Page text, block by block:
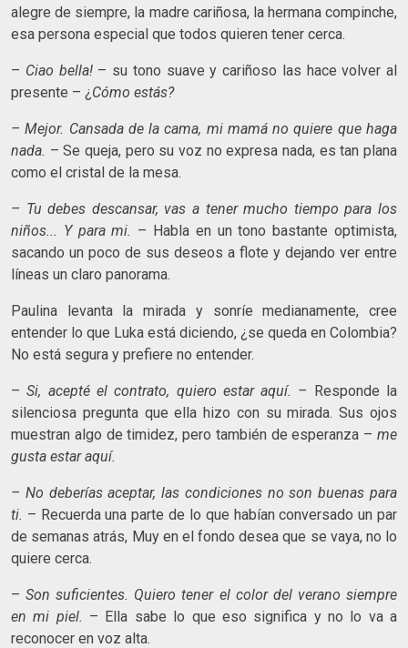
alegre de siempre, la madre cariñosa, la hermana compinche,
esa persona especial que todos quieren tener cerca.
– Ciao bella!– su tono suave y cariñoso las hace volver al
presente – ¿ Cómo estás?
– Mejor. Cansada de la cama, mi mamá no quiere que haga
nada. – Se queja, pero su voz no expresa nada, es tan plana
como el cristal de la mesa.
– Tu debes descansar, vas a tener mucho tiempo para los
niños... Y para mi. – Habla en un tono bastante optimista,
sacando un poco de sus deseos a flote y dejando ver entre
líneas un claro panorama.
Paulina levanta la mirada y sonríe medianamente, cree
entender lo que Luka está diciendo, ¿se queda en Colombia?
No está segura y prefiere no entender.
–Si, acepté el contrato, quiero estar aquí. – Responde la
silenciosa pregunta que ella hizo con su mirada. Sus ojos
muestran algo de timidez, pero también de esperanza – me
gusta estar aquí.
– No deberías aceptar, las condiciones no son buenas para
ti. – Recuerda una parte de lo que habían conversado un par
de semanas atrás, Muy en el fondo desea que se vaya, no lo
quiere cerca.
–Son suficientes. Quiero tener el color del verano siempre
en mi piel. – Ella sabe lo que eso significa y no lo va a
reconocer en voz alta.